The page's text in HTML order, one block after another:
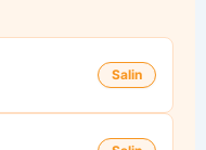
Salin